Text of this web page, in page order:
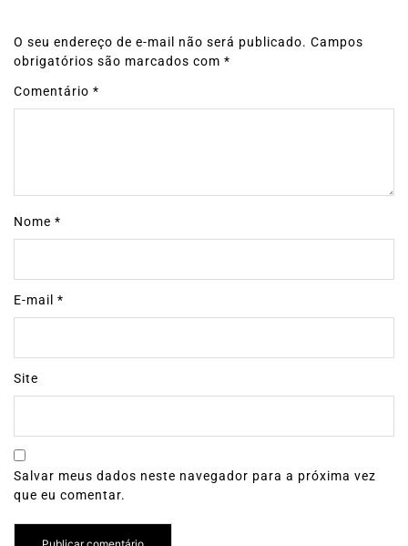
O seu endereço de e-mail não será publicado. Campos
obrigatórios são marcados com *
Comentário *
Nome *
E-mail *
Site
Salvar meus dados neste navegador para a próxima vez
que eu comentar.